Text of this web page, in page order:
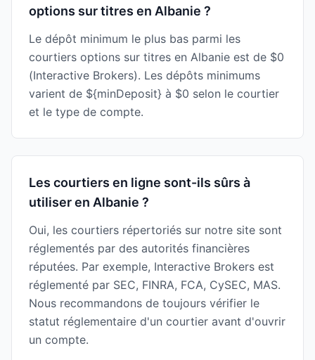
options sur titres en Albanie ?
Le dépôt minimum le plus bas parmi les
courtiers options sur titres en Albanie est de $0
(Interactive Brokers). Les dépôts minimums
varient de ${minDeposit} à $0 selon le courtier
et le type de compte.
Les courtiers en ligne sont-ils sûrs à
utiliser en Albanie ?
Oui, les courtiers répertoriés sur notre site sont
réglementés par des autorités financières
réputées. Par exemple, Interactive Brokers est
réglementé par SEC, FINRA, FCA, CySEC, MAS.
Nous recommandons de toujours vérifier le
statut réglementaire d'un courtier avant d'ouvrir
un compte.